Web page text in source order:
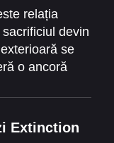
relația
devin
se
o ancoră
face ca
Extinction